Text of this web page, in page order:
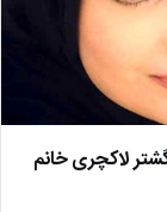
لاکچری خانم